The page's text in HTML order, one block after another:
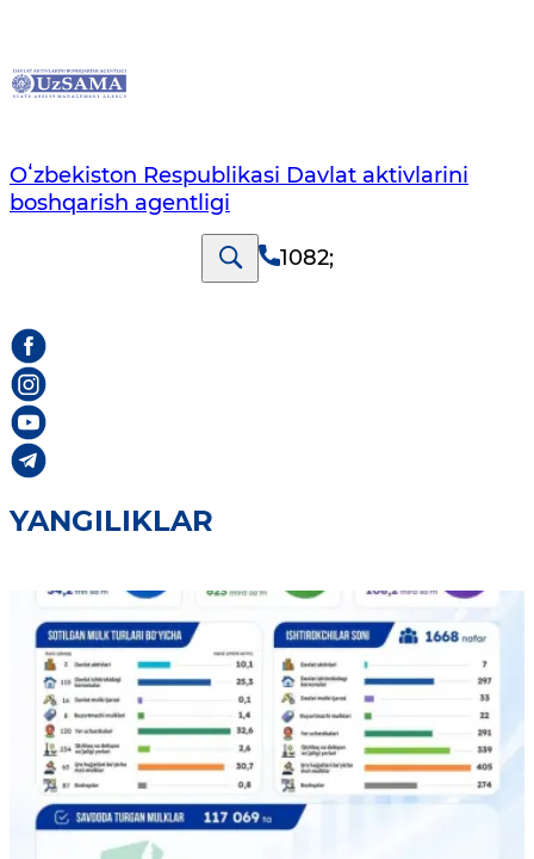
Oʻzbekiston Respublikasi Davlat aktivlarini
boshqarish agentligi
1082;
YANGILIKLAR